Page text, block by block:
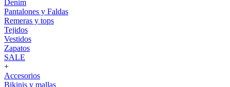
Denim
Pantalones y Faldas
Remeras y tops
Tejidos
Vestidos
Zapatos
SALE
+
Accesorios
Bikinis y mallas